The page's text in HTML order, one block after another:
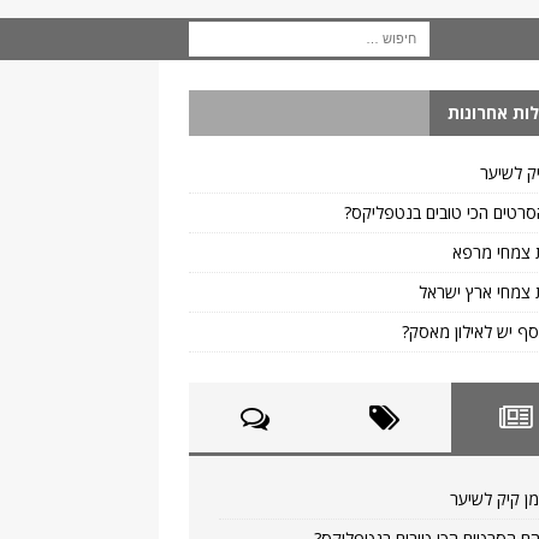
אחרונות
לשיער
הכי טובים בנטפליקס?
צמחי מרפא
צמחי ארץ ישראל
יש לאילון מאסק?
קיק לשיער